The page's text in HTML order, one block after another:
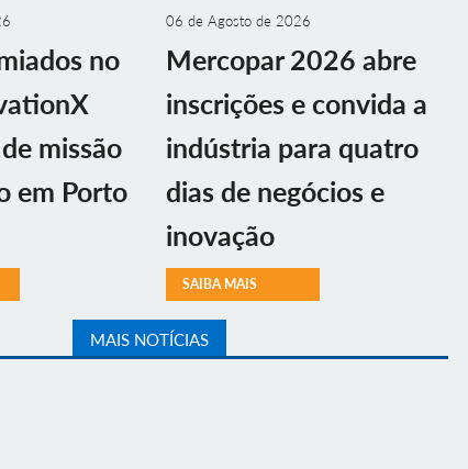
no
missão
em Porto
06 de Agosto de 2026
Mercopar 2026 abre
inscrições e convida a
indústria para quatro
dias de negócios e
inovação
SAIBA MAIS
MAIS NOTÍCIAS